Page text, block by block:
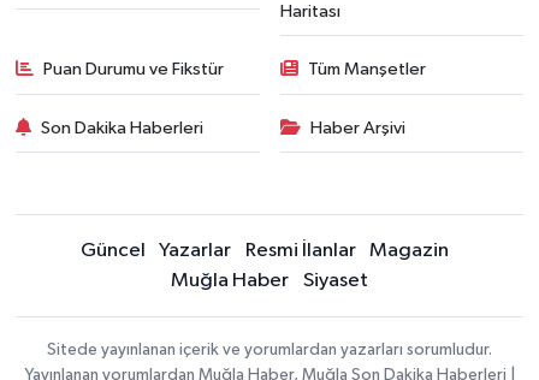
Haritası
Puan Durumu ve Fikstür Tüm Manşetler
Son Dakika Haberleri Haber Arşivi
Güncel Yazarlar Resmi İlanlar
Magazin
Muğla Haber
Siyaset
Sitede yayınlanan içerik ve yorumlardan yazarları sorumludur.
Yayınlanan yorumlardan Muğla Haber, Muğla Son Dakika Haberleri |